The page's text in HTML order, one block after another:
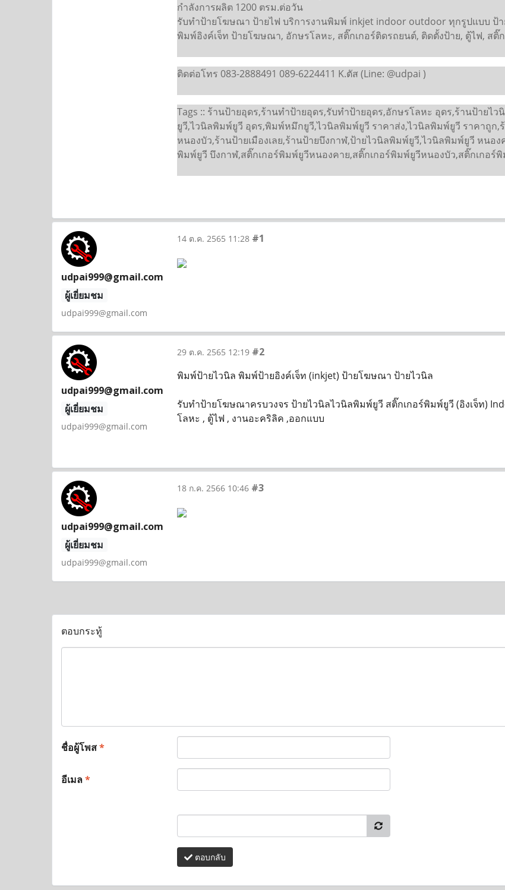
กำลังการผลิต 1200 ตรม.ต่อวัน
รับทำป้ายโฆษณา ป้ายไฟ บริการงานพิมพ์ inkjet indoor outdoor ทุกรูปแบบ ป้า
พิมพ์อิงค์เจ็ท ป้ายโฆษณา, อักษรโลหะ, สติ๊กเกอร์ติดรถยนต์, ติดตั้งป้าย, ตู้ไฟ, สติ๊ก
ติดต่อโทร 083-2888491 089-6224411 K.ตัส (Line: @udpai )
Tags :: ร้านป้ายอุดร,ร้านทำป้ายอุดร,รับทำป้ายอุดร,อักษรโลหะ อุดร,ร้านป้ายไ
ยูวี,ไวนิลพิมพ์ยูวี อุดร,พิมพ์หมึกยูวี,ไวนิลพิมพ์ยูวี ราคาส่ง,ไวนิลพิมพ์ยูวี ราคาถูก,
หนองบัว,ร้านป้ายเมืองเลย,ร้านป้ายบึงกาฬ,ป้ายไวนิลพิมพ์ยูวี,ไวนิลพิมพ์ยูวี หนอ
พิมพ์ยูวี บึงกาฬ,สติ๊กเกอร์พิมพ์ยูวีหนองคาย,สติ๊กเกอร์พิมพ์ยูวีหนองบัว,สติ๊กเกอร์พิ
udpai999@gmail.com
ผู้เยี่ยมชม
udpai999@gmail.com
14 ต.ค. 2565 11:28 #1
udpai999@gmail.com
ผู้เยี่ยมชม
udpai999@gmail.com
29 ต.ค. 2565 12:19 #2
พิมพ์ป้ายไวนิล พิมพ์ป้ายอิงค์เจ็ท (inkjet) ป้ายโฆษณา ป้ายไวนิล
รับทำป้ายโฆษณาครบวงจร ป้ายไวนิลไวนิลพิมพ์ยูวี สติ๊กเกอร์พิมพ์ยูวี (อิงเจ็ท)
โลหะ , ตู้ไฟ , งานอะคริลิค ,ออกแบบ
udpai999@gmail.com
ผู้เยี่ยมชม
udpai999@gmail.com
18 ก.ค. 2566 10:46 #3
ตอบกระทู้
ชื่อผู้โพส*
อีเมล*
ตอบกลับ